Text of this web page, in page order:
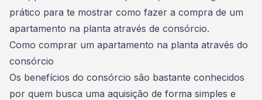
prático para te mostrar como fazer a compra de um
apartamento na planta através de consórcio.
Como comprar um apartamento na planta através do
consórcio
Os benefícios do consórcio são bastante conhecidos
por quem busca uma aquisição de forma simples e